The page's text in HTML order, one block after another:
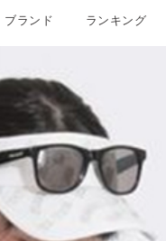
ブランド ランキング